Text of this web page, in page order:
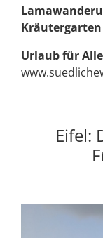
Urlaub für
Eifel: